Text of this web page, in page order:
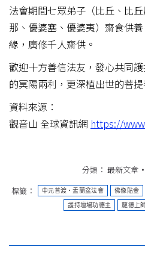
法會期間七眾弟子（比丘、比
那、優婆塞、優婆夷）齋食供
緣，廣修千人齋供。
歡迎十方善信法友，發心共同
的冥陽兩利，更深植出世的菩提
資料來源：
觀音山 全球資訊網 https://
分類： 最新文章
標籤：
中元普渡‧盂蘭盆法會 佛像貼金
護持壇場功德主 龍德上